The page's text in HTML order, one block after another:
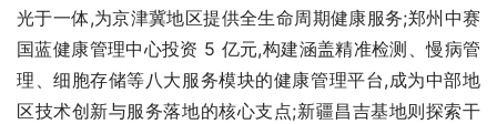
光于一体,为京津冀地区提供全生命周期健康服务;郑州中赛
国蓝健康管理中心投资 5 亿元,构建涵盖精准检测、慢病管
理、细胞存储等八大服务模块的健康管理平台,成为中部地
区技术创新与服务落地的核心支点;新疆昌吉基地则探索干